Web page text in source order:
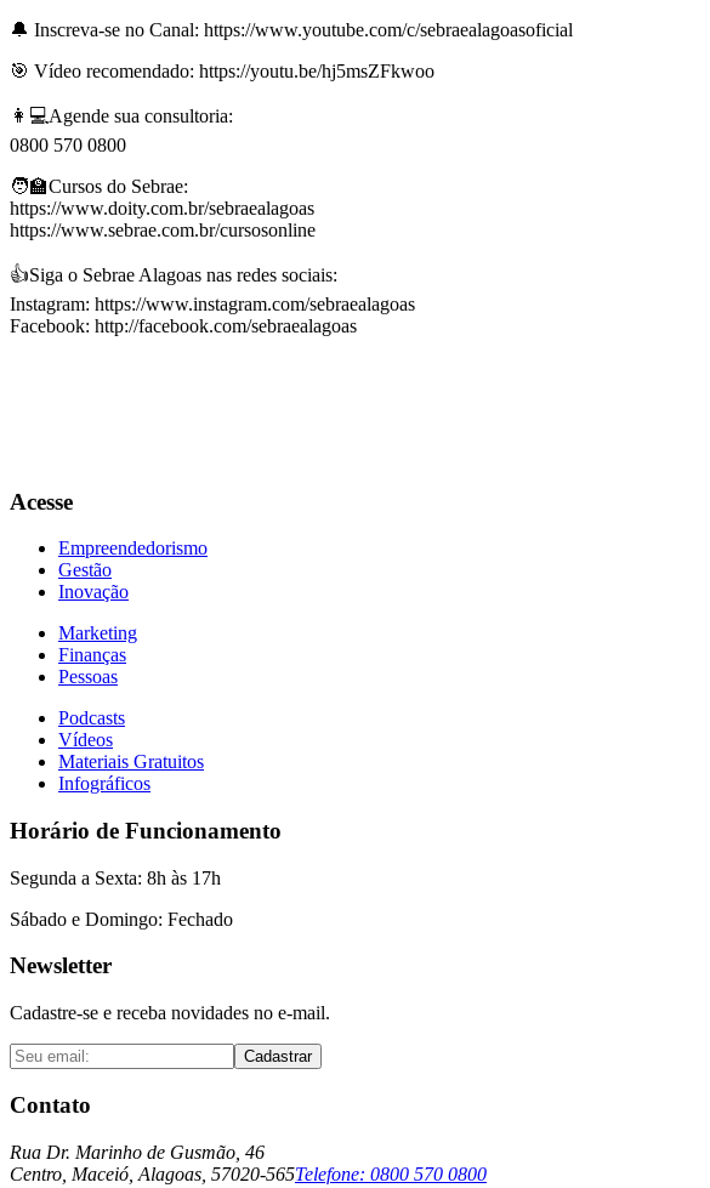
🔔 Inscreva-se no Canal: https://www.youtube.com/c/sebraealagoasoficial
🎯 Vídeo recomendado: https://youtu.be/hj5msZFkwoo
👩💻Agende sua consultoria:
0800 570 0800
🧑‍🏫Cursos do Sebrae:
https://www.doity.com.br/sebraealagoas
https://www.sebrae.com.br/cursosonline
👍Siga o Sebrae Alagoas nas redes sociais:
Instagram: https://www.instagram.com/sebraealagoas
Facebook: http://facebook.com/sebraealagoas
Acesse
Empreendedorismo
Gestão
Inovação
Marketing
Finanças
Pessoas
Podcasts
Vídeos
Materiais Gratuitos
Infográficos
Horário de Funcionamento
Segunda a Sexta: 8h às 17h
Sábado e Domingo: Fechado
Newsletter
Cadastre-se e receba novidades no e-mail.
Cadastrar
Contato
Rua Dr. Marinho de Gusmão, 46
Centro, Maceió, Alagoas, 57020-565Telefone: 0800 570 0800